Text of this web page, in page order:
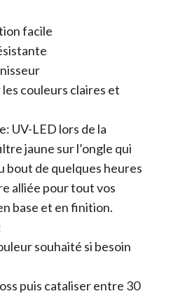
facile
couleurs claires et
UV-LED lors de la
jaune sur l’ongle qui
bout de quelques heures
alliée pour tout vos
base et en finition.
souhaité si besoin
puis cataliser entre 30